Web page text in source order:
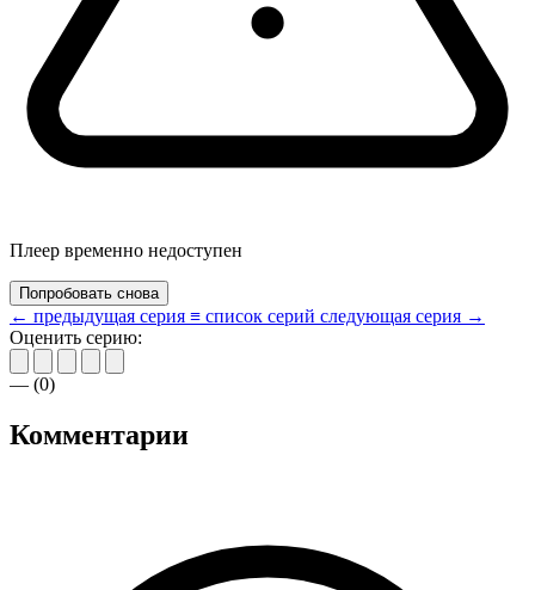
Плеер временно недоступен
Попробовать снова
← предыдущая серия ≡ список серий следующая серия →
Оценить серию:
— (0)
Комментарии